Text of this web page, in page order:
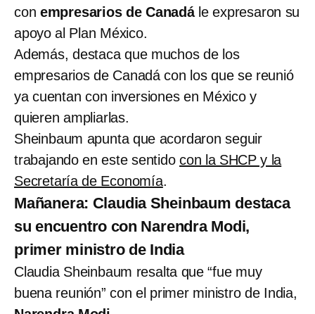
con empresarios de Canadále expresaron su
apoyo al Plan México.
Además, destaca que muchos de los
empresarios de Canadá con los que se reunió
ya cuentan con inversiones en México y
quieren ampliarlas.
Sheinbaum apunta que acordaron seguir
trabajando en este sentidocon la SHCP y la
Secretaría de Economía.
Mañanera: Claudia Sheinbaum destaca
su encuentro con Narendra Modi,
primer ministro de India
Claudia Sheinbaum resalta que “fue muy
buena reunión” con el primer ministro de India,